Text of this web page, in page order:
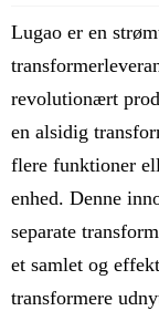
Lugao er en
revolutionært
en alsidig
flere funktioner
enhed. Denne
separate
et samlet og
transformere